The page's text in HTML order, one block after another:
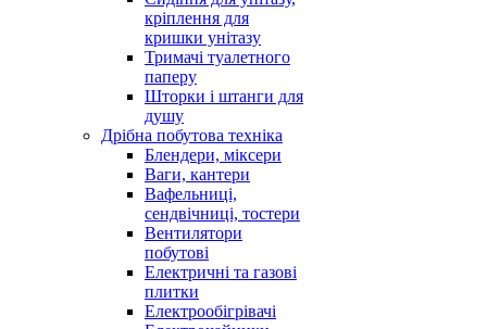
кріплення для
кришки унітазу
Тримачі туалетного
паперу
Шторки і штанги для
душу
Дрібна побутова техніка
Блендери, міксери
Ваги, кантери
Вафельниці,
сендвічниці, тостери
Вентилятори
побутові
Електричні та газові
плитки
Електрообігрівачі